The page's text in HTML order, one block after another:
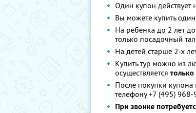
Один купон действует
Вы можете купить
На ребенка до 2 лет
только посадочный
На детей старше 2-х
Купить тур можно из
осуществляется
После покупки
телефону +7 (495)
При звонке